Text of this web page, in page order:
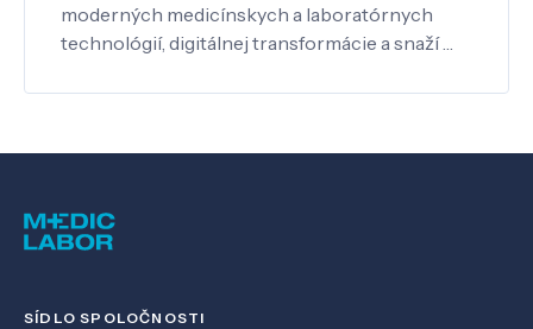
moderných medicínskych a laboratórnych
technológií, digitálnej transformácie a snaží …
SÍDLO SPOLOČNOSTI